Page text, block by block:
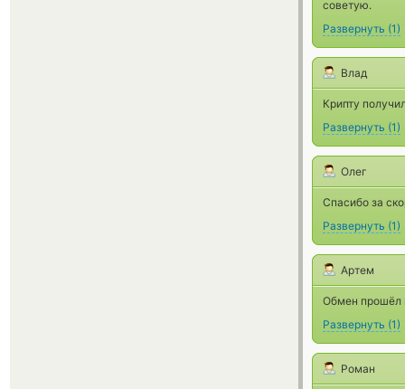
советую.
Развернуть (1)
Влад
Крипту
Развернуть (1)
Олег
Спасибо за
Развернуть (1)
Артем
Обмен прошёл
Развернуть (1)
Роман